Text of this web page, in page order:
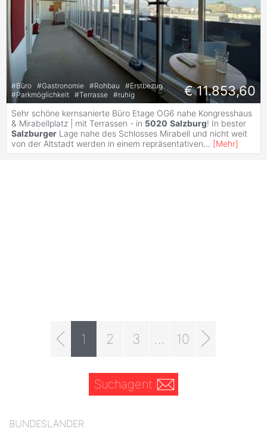
#Büro #Gastronomie #Rohbau #Erstbezug
#Parkmöglichkeit #Terrasse #ruhig € 11.853,60
Sehr schöne kernsanierte Büro Etage OG6 nahe Kongresshaus
& Mirabellplatz | mit Terrassen - in 5020 Salzburg! In bester
Salzburger Lage nahe des Schlosses Mirabell und nicht weit
von der Altstadt werden in einem repräsentativen... [Mehr]
1 2 3 10
Suchagent
BUNDESLÄNDER